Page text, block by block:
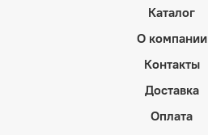
Каталог
О компании
Контакты
Доставка
Оплата